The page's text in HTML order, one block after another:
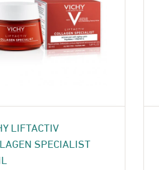
LIFTACTIV
SPECIALIST